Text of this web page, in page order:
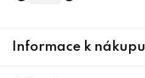
Informace k nákupu